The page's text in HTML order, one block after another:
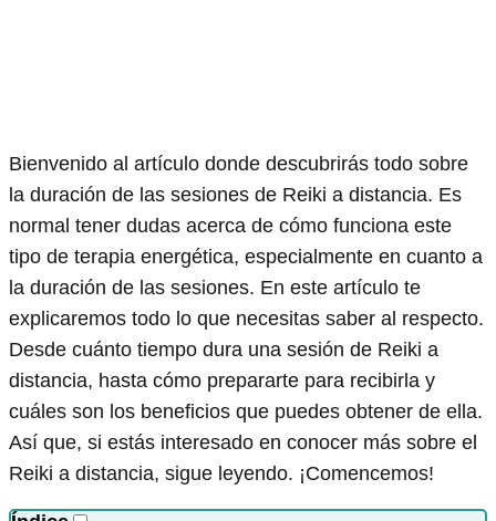
Bienvenido al artículo donde descubrirás todo sobre
la duración de las sesiones de Reiki a distancia. Es
normal tener dudas acerca de cómo funciona este
tipo de terapia energética, especialmente en cuanto a
la duración de las sesiones. En este artículo te
explicaremos todo lo que necesitas saber al respecto.
Desde cuánto tiempo dura una sesión de Reiki a
distancia, hasta cómo prepararte para recibirla y
cuáles son los beneficios que puedes obtener de ella.
Así que, si estás interesado en conocer más sobre el
Reiki a distancia, sigue leyendo. ¡Comencemos!